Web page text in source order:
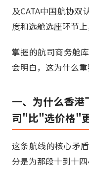
及CATA中国航协双
度和选舱选座环节上
掌握的航司商务舱
会明白，这为什么重
一、为什么香
司"比"选价格"
这条航线的核心矛
分是为那段十到十四